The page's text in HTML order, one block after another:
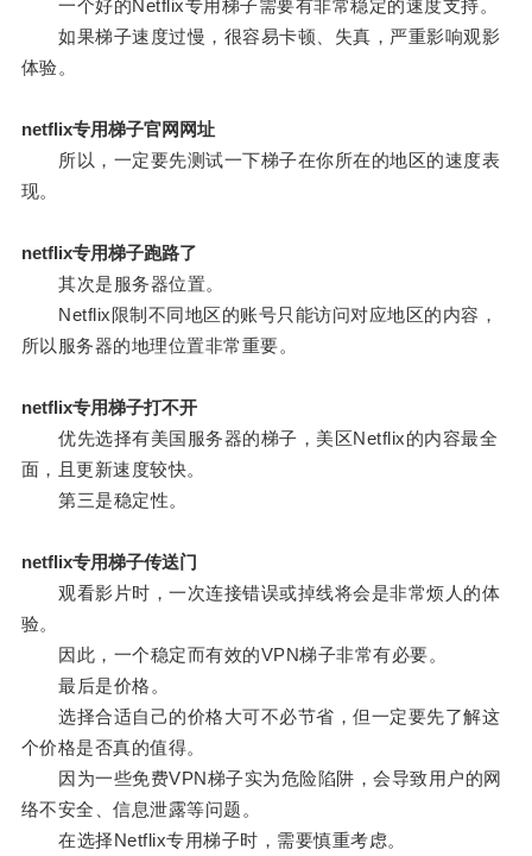
一个好的Netflix专用梯子需要有非常稳定的速度支持。
如果梯子速度过慢，很容易卡顿、失真，严重影响观影
体验。
netflix专用梯子官网网址
所以，一定要先测试一下梯子在你所在的地区的速度表
现。
netflix专用梯子跑路了
其次是服务器位置。
Netflix限制不同地区的账号只能访问对应地区的内容，
所以服务器的地理位置非常重要。
netflix专用梯子打不开
优先选择有美国服务器的梯子，美区Netflix的内容最全
面，且更新速度较快。
第三是稳定性。
netflix专用梯子传送门
观看影片时，一次连接错误或掉线将会是非常烦人的体
验。
因此，一个稳定而有效的VPN梯子非常有必要。
最后是价格。
选择合适自己的价格大可不必节省，但一定要先了解这
个价格是否真的值得。
因为一些免费VPN梯子实为危险陷阱，会导致用户的网
络不安全、信息泄露等问题。
在选择Netflix专用梯子时，需要慎重考虑。